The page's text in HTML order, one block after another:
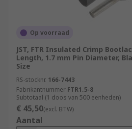
Op voorraad
JST, FTR Insulated Crimp
Length, 1.7 mm Pin Diameter,
Size
RS-stocknr. 166-7443
Fabrikantnummer FTR1.5-8
Subtotaal (1 doos van 500 eenheden)
€ 45,50(excl. BTW)
Aantal